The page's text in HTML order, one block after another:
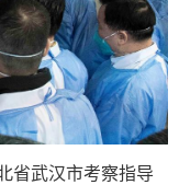
武汉市考察指导